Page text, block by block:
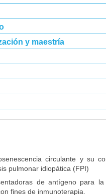
y maestría
circulante y su
pulmonar idiopática (FPI)
de antígeno para
fines de inmunoterapia.